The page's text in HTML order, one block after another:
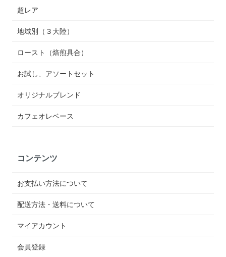
超レア
地域別（３大陸）
ロースト（焙煎具合）
お試し、アソートセット
オリジナルブレンド
カフェオレベース
コンテンツ
お支払い方法について
配送方法・送料について
マイアカウント
会員登録